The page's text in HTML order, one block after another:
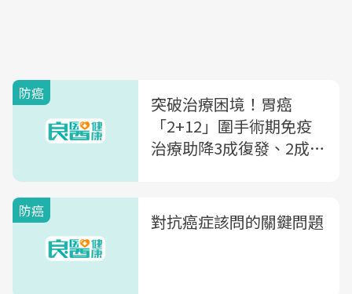
防癌
突破治療困境！胃癌
「2+12」圍手術期免疫
治療助降3成復發、2成死
防癌 對抗癌症該問的關鍵問題